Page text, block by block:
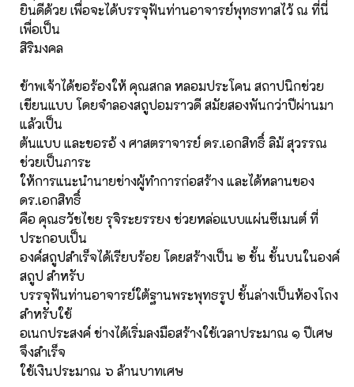
ยินดีด้วย เพื่อจะได้บรรจุฟันท่านอาจารย์พุทธทาสไว้ ณ ที่นี่
เพื่อเป็น
สิริมงคล
ข้าพเจ้าได้ขอร้องให้ คุณสกล หลอมประโคน สถาปนิกช่วย
เขียนแบบ โดยจำลองสถูปอมราวดี สมัยสองพันกว่าปีผ่านมา
แล้วเป็น
ต้นแบบ และขอรอ้ ง ศาสตราจารย์ ดร.เอกสิทธิ์ ลิม้ สุวรรณ
ช่วยเป็นภาระ
ให้การแนะนำนายช่างผู้ทำการก่อสร้าง และได้หลานของ
ดร.เอกสิทธิ์
คือ คุณธวัชไชย รุจิระยรรยง ช่วยหล่อแบบแผ่นซีเมนต์ ที่
ประกอบเป็น
องค์สถูปสำเร็จได้เรียบร้อย โดยสร้างเป็น ๒ ชั้น ชั้นบนในองค์
สถูป สำหรับ
บรรจุฟันท่านอาจารย์ใต้ฐานพระพุทธรูป ชั้นล่างเป็นห้องโถง
สำหรับใช้
อเนกประสงค์ ช่างได้เริ่มลงมือสร้างใช้เวลาประมาณ ๑ ปีเศษ
จึงสำเร็จ
ใช้เงินประมาณ ๖ ล้านบาทเศษ